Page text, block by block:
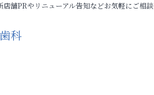
舗PRやリニューアル告知などお気軽にご相
科